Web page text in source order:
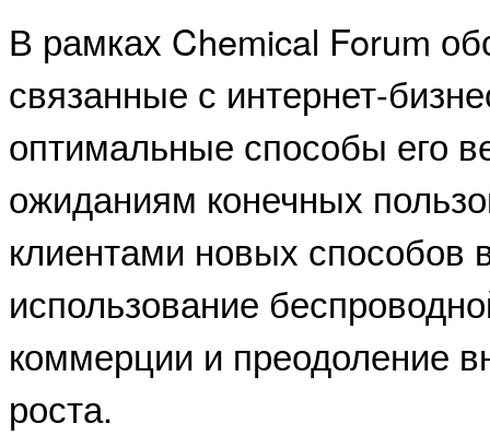
В рамках Chemical Forum
связанные с интернет-
оптимальные способы его
ожиданиям конечных
клиентами новых способов
использование
коммерции и преодоление
роста.